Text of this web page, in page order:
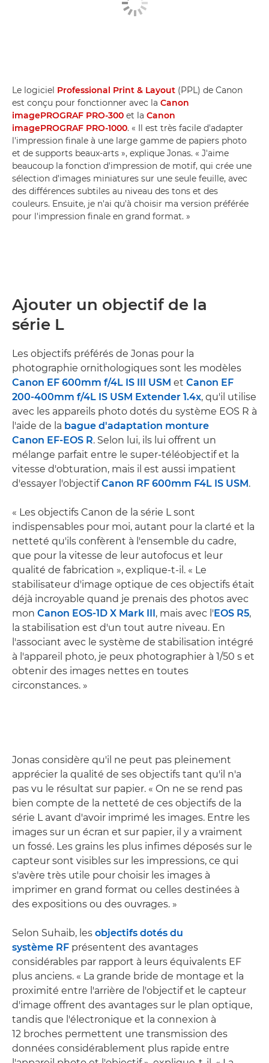
Le logiciel Professional Print & Layout (PPL) de Canon
est conçu pour fonctionner avec la Canon
imagePROGRAF PRO-300 et la Canon
imagePROGRAF PRO-1000. « Il est très facile d'adapter
l'impression finale à une large gamme de papiers photo
et de supports beaux-arts », explique Jonas. « J'aime
beaucoup la fonction d'impression de motif, qui crée une
sélection d'images miniatures sur une seule feuille, avec
des différences subtiles au niveau des tons et des
couleurs. Ensuite, je n'ai qu'à choisir ma version préférée
pour l'impression finale en grand format. »
Ajouter un objectif de la
série L
Les objectifs préférés de Jonas pour la
photographie ornithologiques sont les modèles
Canon EF 600mm f/4L IS III USM et Canon EF
200-400mm f/4L IS USM Extender 1.4x, qu'il utilise
avec les appareils photo dotés du système EOS R à
l'aide de la bague d'adaptation monture
Canon EF-EOS R. Selon lui, ils lui offrent un
mélange parfait entre le super-téléobjectif et la
vitesse d'obturation, mais il est aussi impatient
d'essayer l'objectifCanon RF 600mm F4L IS USM .
« Les objectifs Canon de la série L sont
indispensables pour moi, autant pour la clarté et la
netteté qu'ils confèrent à l'ensemble du cadre,
que pour la vitesse de leur autofocus et leur
qualité de fabrication », explique-t-il. « Le
stabilisateur d'image optique de ces objectifs était
déjà incroyable quand je prenais des photos avec
mon Canon EOS-1D X Mark III , mais avec l' EOS R5,
la stabilisation est d'un tout autre niveau. En
l'associant avec le système de stabilisation intégré
à l'appareil photo, je peux photographier à 1/50 s et
obtenir des images nettes en toutes
circonstances. »
Jonas considère qu'il ne peut pas pleinement
apprécier la qualité de ses objectifs tant qu'il n'a
pas vu le résultat sur papier. « On ne se rend pas
bien compte de la netteté de ces objectifs de la
série L avant d'avoir imprimé les images. Entre les
images sur un écran et sur papier, il y a vraiment
un fossé. Les grains les plus infimes déposés sur le
capteur sont visibles sur les impressions, ce qui
s'avère très utile pour choisir les images à
imprimer en grand format ou celles destinées à
des expositions ou des ouvrages. »
Selon Suhaib, les objectifs dotés du
système RF présentent des avantages
considérables par rapport à leurs équivalents EF
plus anciens. « La grande bride de montage et la
proximité entre l'arrière de l'objectif et le capteur
d'image offrent des avantages sur le plan optique,
tandis que l'électronique et la connexion à
12 broches permettent une transmission des
données considérablement plus rapide entre